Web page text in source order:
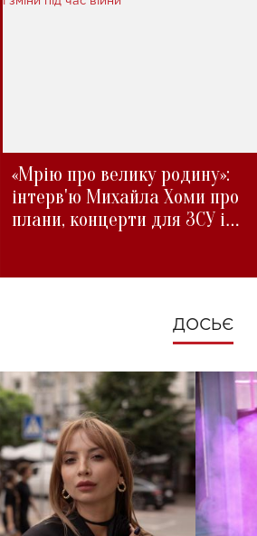
«Мрію про велику родину»:
інтерв'ю Михайла Хоми про
плани, концерти для ЗСУ і
ДОСЬЄ